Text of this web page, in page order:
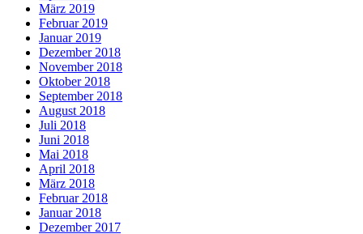
März 2019
Februar 2019
Januar 2019
Dezember 2018
November 2018
Oktober 2018
September 2018
August 2018
Juli 2018
Juni 2018
Mai 2018
April 2018
März 2018
Februar 2018
Januar 2018
Dezember 2017